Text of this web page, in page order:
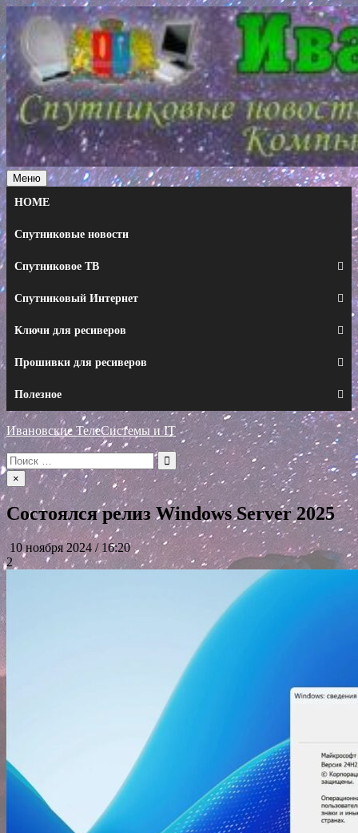
Перейти
к
содержимому
Меню
HOME
Спутниковые новости
Спутниковое ТВ
Спутниковый Интернет
Ключи для ресиверов
Прошивки для ресиверов
Полезное
Ивановские ТелеСистемы и IT
Искать:
×
Состоялся релиз Windows Server 2025
10 ноября 2024 / 16:20
2